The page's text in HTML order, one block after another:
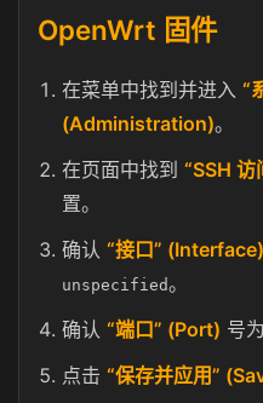
OpenWrt 固件
在菜单中找到并进入 “
(Administration)。
在页面中找到 “SSH
置。
确认 “接口” (Interface)
unspecified。
确认 “端口” (Port) 号为
点击 “保存并应用”